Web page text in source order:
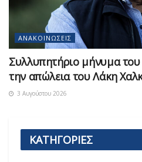
ΑΝΑΚΟΙΝΏΣΕΙΣ
Συλλυπητήριο μήνυμα
την απώλεια του Λάκη
3 Αυγούστου 2026
ΚΑΤΗΓΟΡΙΕΣ